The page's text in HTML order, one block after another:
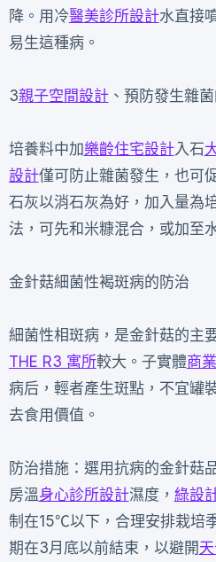
降。用冷醫美診所設計水直接
易生這種病。
3親子空間設計、預防發生雜
培養料中加樂齡住宅設計入石
設計僅可防止雜菌發生，也可
石灰以消石灰為好，加入量為
法，可先和米糠混合，或加至
金針菇細菌性褐斑病的防治
細菌性相斑病，是金針菇的主
THE R3 寓所較大。子實體商
病后，輕者產生斑點，不宜罐
去食用價值。
防治措施：選用抗病的金針菇
房溫身心診所設計濕度， 綠設
制在15℃以下，合理安排栽培
期在3月底以前結束，以避開